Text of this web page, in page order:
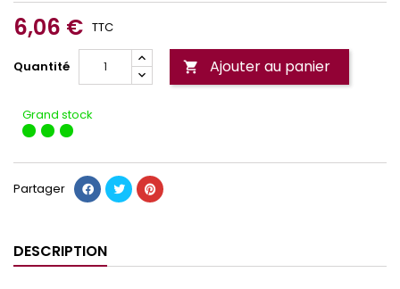
6,06 € TTC
Quantité  Ajouter au panier
Grand stock
Partager
DESCRIPTION